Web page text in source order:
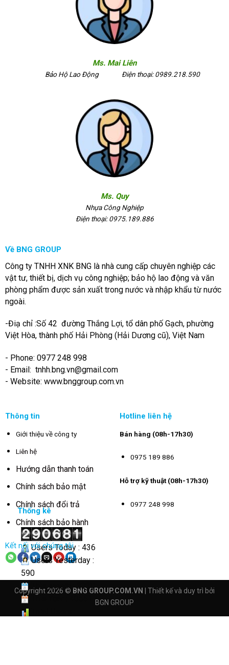
Ms. Mai Liên
Bảo Hộ Lao Động Điện thoại: 0989.218.590
Ms. Quy
Nhựa Công Nghiệp
Điện thoại: 0975.189.886
Về BNG GROUP
Công ty TNHH XNK BNG là nhà cung cấp chuyên nghiệp các
vật tư, thiết bị, dịch vụ công nghiệp; bảo hộ lao động và văn
phòng phẩm được sản xuất trong nước và nhập khẩu từ nước
ngoài.
-Điạ chỉ :Số 42 đường Thắng Lợi, tổ dân phố Gạch, phường
Việt Hòa, thành phố Hải Phòng (Hải Dương cũ), Việt Nam
- Phone: 0977 248 998
- Email: tnhh.bng.vn@gmail.com
- Website: www.bnggroup.com.vn
Thông tin
Giới thiệu về công ty
Liên hệ
Hướng dẫn thanh toán
Chính sách bảo mật
Chính sách đổi trả
Chính sách bảo hành
Kết nối với chúng tôi
Hotline liên hệ
Bán hàng (08h-17h30)
0975 189 886
Hỗ trợ kỹ thuật (08h-17h30)
0977 248 998
Thống kê
Users Today : 436
Users Yesterday :
590
This Month : 3238
Copyright 2026 © BNG GROUP.COM.VN
| Thiết kế và duy trì bởi
BGN GROUP